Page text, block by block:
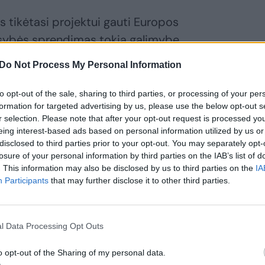
Do Not Process My Personal Information
opt-out of the sale, sharing to third parties, or processing of your
for targeted advertising by us, please use the below opt-out
selection. Please note that after your opt-out request is processed
interest-based ads based on personal information utilized by us
to third parties prior to your opt-out. You may separately
of your personal information by third parties on the IAB’s list of
This information may also be disclosed by us to third parties on the
Participants that may further disclose it to other third parties.
Data Processing Opt Outs
opt-out of the Sharing of my personal data.
tikėtasi projektui gauti Europos
sprendimas tokią galimybę
1,7 mln. eurų neturi.
darnų judumą, apie pėsčiųjų ir dviračių
vyksta Riešėje, kur atliekami kelio
darbai.
vamzdžiu, kuriame buvo
valkatos